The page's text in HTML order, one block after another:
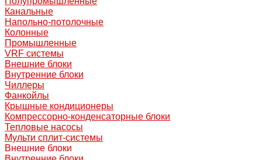
Канальные
Напольно-потолочные
Колонные
Промышленные
VRF системы
Внешние блоки
Внутренние блоки
Чиллеры
Фанкойлы
Крышные кондиционеры
Компрессорно-конденсаторные блоки
Тепловые насосы
Мульти сплит-системы
Внешние блоки